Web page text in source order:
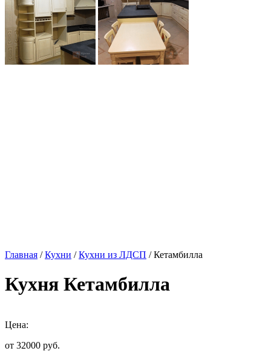
Главная /Кухни /Кухни из ЛДСП / Кетамбилла
Кухня Кетамбилла
Цена:
от 32000 руб.